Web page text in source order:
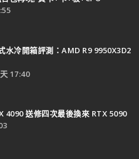
水冷開箱評測：AMD R9 9950X3D2
17:40
4090 送修四次最後換來 RTX 5090